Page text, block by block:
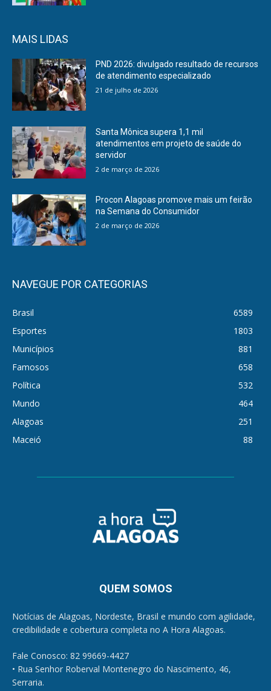
MAIS LIDAS
PND 2026: divulgado resultado de recursos
de atendimento especializado
21 de julho de 2026
Santa Mônica supera 1,1 mil
atendimentos em projeto de saúde do
servidor
2 de março de 2026
Procon Alagoas promove mais um feirão
na Semana do Consumidor
2 de março de 2026
NAVEGUE POR CATEGORIAS
Brasil
6589
Esportes
1803
Municípios
881
Famosos
658
Política
532
Mundo
464
Alagoas
251
Maceió
88
QUEM SOMOS
Notícias de Alagoas, Nordeste, Brasil e mundo com agilidade,
credibilidade e cobertura completa no A Hora Alagoas.
Fale Conosco: 82 99669-4427
• Rua Senhor Roberval Montenegro do Nascimento, 46,
Serraria.